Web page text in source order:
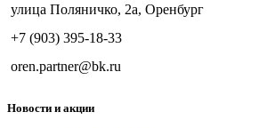
улица Поляничко, 2а, Оренбург
+7 (903) 395-18-33
oren.partner@bk.ru
Новости и акции